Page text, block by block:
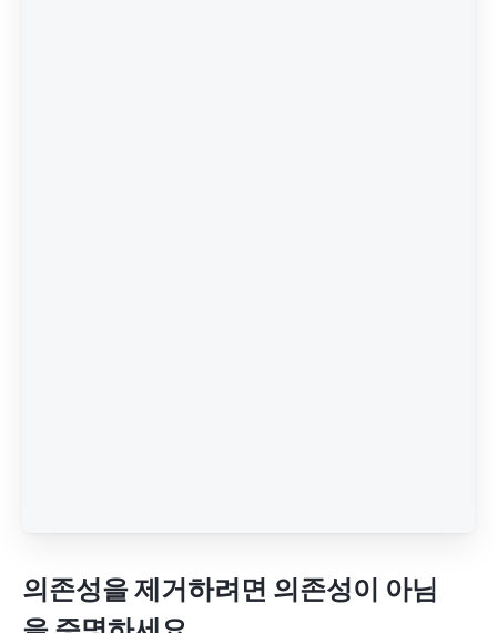
의존성을 제거하려면 의존성이 아님